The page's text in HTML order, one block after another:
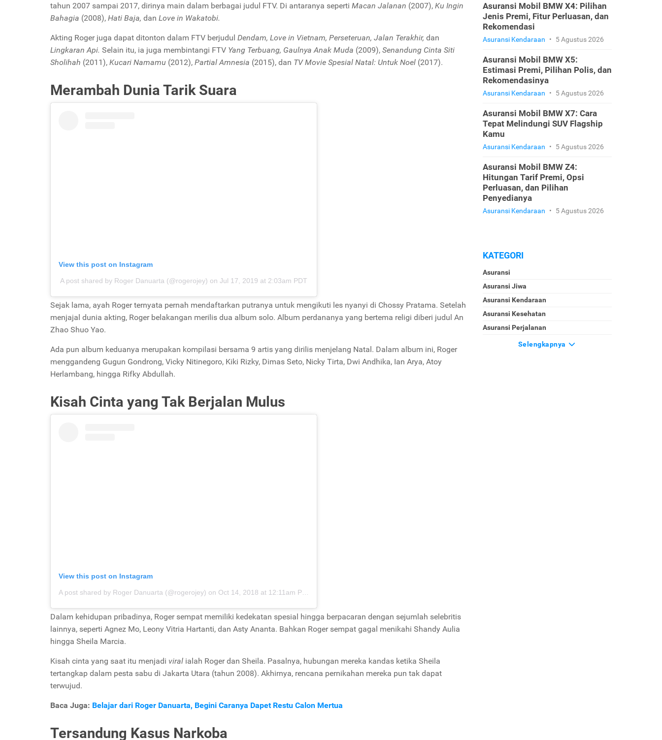
tahun 2007 sampai 2017, dirinya main dalam berbagai judul FTV. Di antaranya seperti Macan Jalanan (2007), Ku Ingin
Bahagia (2008), Hati Baja, dan Love in Wakatobi.
Akting Roger juga dapat ditonton dalam FTV berjudul Dendam, Love in Vietnam, Perseteruan, Jalan Terakhir, dan
Lingkaran Api. Selain itu, ia juga membintangi FTV Yang Terbuang, Gaulnya Anak Muda (2009), Senandung Cinta Siti
Sholihah (2011), Kucari Namamu (2012), Partial Amnesia (2015), dan TV Movie Spesial Natal: Untuk Noel (2017).
Merambah Dunia Tarik Suara
View this post on Instagram
A post shared by Roger Danuarta (@rogerojey) on Jul 17, 2019 at 2:03am PDT
Sejak lama, ayah Roger ternyata pernah mendaftarkan putranya untuk mengikuti les nyanyi di Chossy Pratama. Setelah
menjajal dunia akting, Roger belakangan merilis dua album solo. Album perdananya yang bertema religi diberi judul An
Zhao Shuo Yao.
Ada pun album keduanya merupakan kompilasi bersama 9 artis yang dirilis menjelang Natal. Dalam album ini, Roger
menggandeng Gugun Gondrong, Vicky Nitinegoro, Kiki Rizky, Dimas Seto, Nicky Tirta, Dwi Andhika, Ian Arya, Atoy
Herlambang, hingga Rifky Abdullah.
Kisah Cinta yang Tak Berjalan Mulus
View this post on Instagram
A post shared by Roger Danuarta (@rogerojey) on Oct 14, 2018 at 12:11am PDT
Dalam kehidupan pribadinya, Roger sempat memiliki kedekatan spesial hingga berpacaran dengan sejumlah selebritis
lainnya, seperti Agnez Mo, Leony Vitria Hartanti, dan Asty Ananta. Bahkan Roger sempat gagal menikahi Shandy Aulia
hingga Sheila Marcia.
Kisah cinta yang saat itu menjadi viral ialah Roger dan Sheila. Pasalnya, hubungan mereka kandas ketika Sheila
tertangkap dalam pesta sabu di Jakarta Utara (tahun 2008). Akhirnya, rencana pernikahan mereka pun tak dapat
terwujud.
Baca Juga: Belajar dari Roger Danuarta, Begini Caranya Dapet Restu Calon Mertua
Tersandung Kasus Narkoba
Asuransi Mobil BMW X4: Pilihan
Jenis Premi, Fitur Perluasan, dan
Rekomendasi
Asuransi Kendaraan • 5 Agustus 2026
Asuransi Mobil BMW X5:
Estimasi Premi, Pilihan Polis, dan
Rekomendasinya
Asuransi Kendaraan • 5 Agustus 2026
Asuransi Mobil BMW X7: Cara
Tepat Melindungi SUV Flagship
Kamu
Asuransi Kendaraan • 5 Agustus 2026
Asuransi Mobil BMW Z4:
Hitungan Tarif Premi, Opsi
Perluasan, dan Pilihan
Penyedianya
Asuransi Kendaraan • 5 Agustus 2026
KATEGORI
Asuransi
Asuransi Jiwa
Asuransi Kendaraan
Asuransi Kesehatan
Asuransi Perjalanan
Selengkapnya